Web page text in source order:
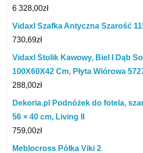
6 328,00zł
Vidaxl Szafka Antyczna Szarość
730,69zł
Vidaxl Stolik Kawowy, Biel I Dąb
100X60X42 Cm, Płyta Wiórowa
288,00zł
Dekoria.pl Podnóżek do fotela,
56 × 40 cm, Living II
759,00zł
Meblocross Półka Viki 2